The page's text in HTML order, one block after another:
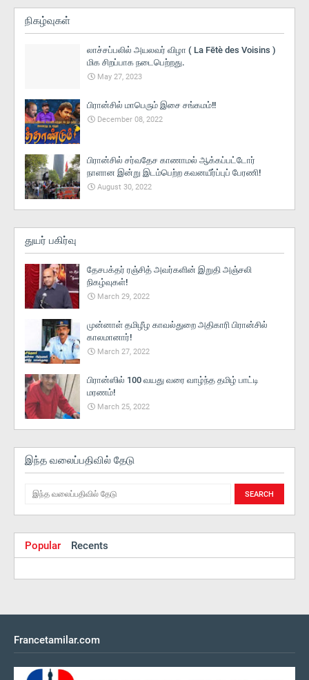
நிகழ்வுகள்
லாச்சப்பலில் அயலவர் விழா ( La Fētè des Voisins )
மிக சிறப்பாக நடைபெற்றது.
May 27, 2023
பிரான்சில் மாபெரும் இசை சங்கமம்!!
December 08, 2022
பிரான்சில் சர்வதேச காணாமல் ஆக்கப்பட்டோர்
நாளான இன்று இடம்பெற்ற கவனயீர்ப்புப் பேரணி!
August 30, 2022
துயர் பகிர்வு
தேசபக்தர் ரஞ்சித் அவர்களின் இறுதி அஞ்சலி
நிகழ்வுகள்!
March 29, 2022
முன்னாள் தமிழீழ காவல்துறை அதிகாரி பிரான்சில்
காலமானார்!
March 27, 2022
பிரான்ஸில் 100 வயது வரை வாழ்ந்த தமிழ் பாட்டி
மரணம்!
March 25, 2022
இந்த வலைப்பதிவில் தேடு
Popular Recents
Francetamilar.com